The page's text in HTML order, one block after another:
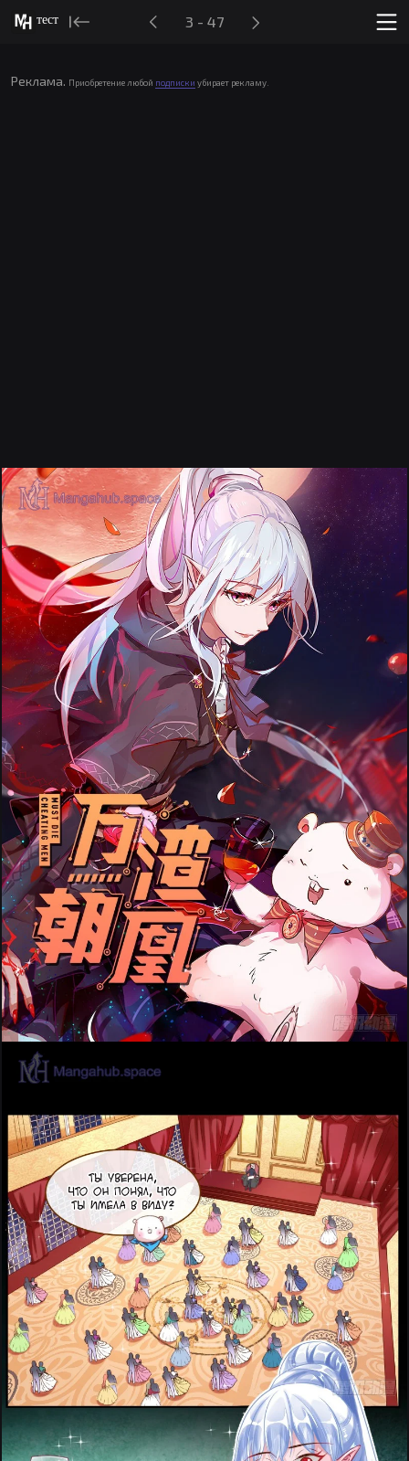
тест 3 - 47
Реклама. Приобретение любой подписки убирает рекламу.